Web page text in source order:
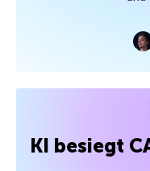
KI besiegt